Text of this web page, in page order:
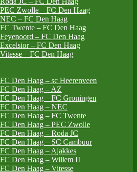
PEC Zwolle – FC Den Haag
NEC – FC Den Haag
FC Twente – FC Den Haag
Feyenoord – FC Den Haag
Excelsior – FC Den Haag
Vitesse – FC Den Haag
FC Den Haag – sc Heerenveen
FC Den Haag – AZ
FC Den Haag – FC Groningen
FC Den Haag – NEC
FC Den Haag – FC Twente
FC Den Haag – PEC Zwolle
FC Den Haag – Roda JC
FC Den Haag – SC Cambuur
FC Den Haag – Ajakkes
FC Den Haag – Willem II
FC Den Haag – Vitesse